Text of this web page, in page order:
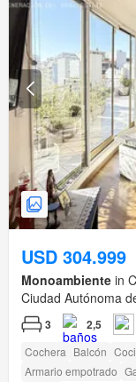
USD 304.999
Monoambiente in
Ciudad Autónoma
3 2,5
Cochera Balcón
Armario empotrado